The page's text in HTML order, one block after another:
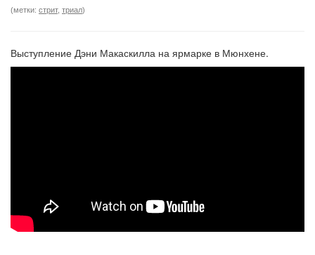
(метки: стрит, триал)
Выступление Дэни Макаскилла на ярмарке в Мюнхене.